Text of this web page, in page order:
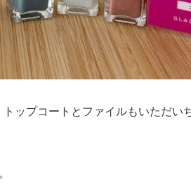
ップコートとファイルもいただい